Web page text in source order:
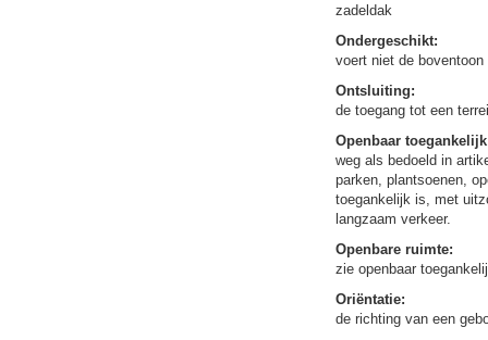
zadeldak
Ondergeschikt:
voert niet de boventoon
Ontsluiting:
de toegang tot een
Openbaar
weg als bedoeld in
parken, plantsoenen,
toegankelijk is, met
langzaam verkeer.
Openbare ruimte:
zie openbaar
Oriëntatie:
de richting van een